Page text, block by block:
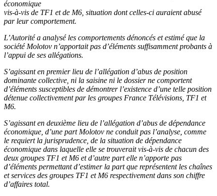
économique
vis-à-vis de TF1 et de M6, situation dont celles-ci auraient abusé
par leur comportement.
L’Autorité a analysé les comportements dénoncés et estimé que la
société Molotov n’apportait pas d’éléments suffisamment probants à
l’appui de ses allégations.
S’agissant en premier lieu de l’allégation d’abus de position
dominante collective, ni la saisine ni le dossier ne comportent
d’éléments susceptibles de démontrer l’existence d’une telle position
détenue collectivement par les groupes France Télévisions, TF1 et
M6.
S’agissant en deuxième lieu de l’allégation d’abus de dépendance
économique, d’une part Molotov ne conduit pas l’analyse, comme
le requiert la jurisprudence, de la situation de dépendance
économique dans laquelle elle se trouverait vis-à-vis de chacun des
deux groupes TF1 et M6 et d’autre part elle n’apporte pas
d’éléments permettant d’estimer la part que représentent les chaînes
et services des groupes TF1 et M6 respectivement dans son chiffre
d’affaires total.